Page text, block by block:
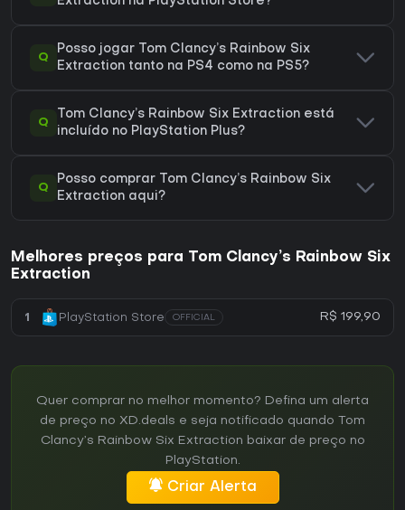
Q
Posso jogar Tom Clancy’s Rainbow Six
Extraction tanto na PS4 como na PS5?
Q
Tom Clancy’s Rainbow Six Extraction está
incluído no PlayStation Plus?
Q
Posso comprar Tom Clancy’s Rainbow Six
Extraction aqui?
Melhores preços para Tom Clancy’s Rainbow Six
Extraction
1 PlayStation Store OFFICIAL R$ 199,90
Quer comprar no melhor momento? Defina um alerta
de preço no XD.deals e seja notificado quando Tom
Clancy’s Rainbow Six Extraction baixar de preço no
PlayStation.
Criar Alerta